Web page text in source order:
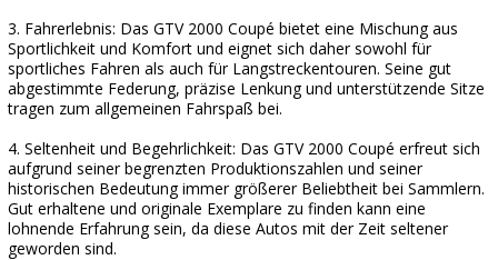
3. Fahrerlebnis: Das GTV 2000 Coupé bietet eine Mischung aus
Sportlichkeit und Komfort und eignet sich daher sowohl für
sportliches Fahren als auch für Langstreckentouren. Seine gut
abgestimmte Federung, präzise Lenkung und unterstützende Sitze
tragen zum allgemeinen Fahrspaß bei.
4. Seltenheit und Begehrlichkeit: Das GTV 2000 Coupé erfreut sich
aufgrund seiner begrenzten Produktionszahlen und seiner
historischen Bedeutung immer größerer Beliebtheit bei Sammlern.
Gut erhaltene und originale Exemplare zu finden kann eine
lohnende Erfahrung sein, da diese Autos mit der Zeit seltener
geworden sind.